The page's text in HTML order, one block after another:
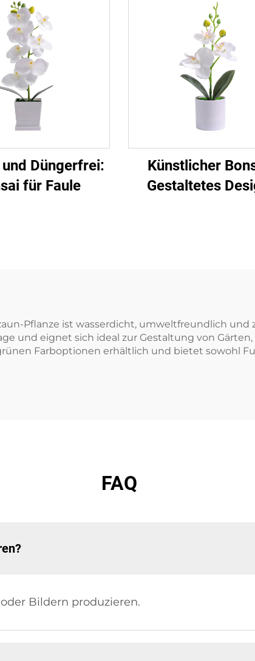
Düngerfrei:
für Faule
Künstlicher
Gestaltetes
Pflanze ist wasserdicht, umweltfreundlich und
und eignet sich ideal zur Gestaltung von
Farboptionen erhältlich und bietet sowohl
FAQ
Bildern produzieren.